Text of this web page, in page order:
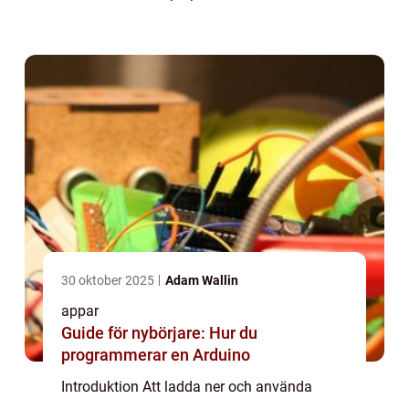
30 oktober 2025 Adam Wallin
appar
Guide för nybörjare: Hur du
programmerar en Arduino
Introduktion Att ladda ner och använda